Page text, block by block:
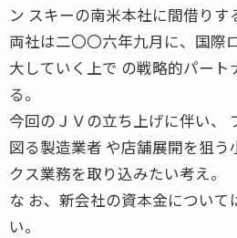
ン スキーの南米本社に間借りす
両社は二〇〇六年九月に、国際
大していく上で の戦略的パート
る。
今回のＪＶの立ち上げに伴い、
図る製造業者 や店舗展開を狙う
クス業務を取り込みたい考え。
な お、新会社の資本金について
い。